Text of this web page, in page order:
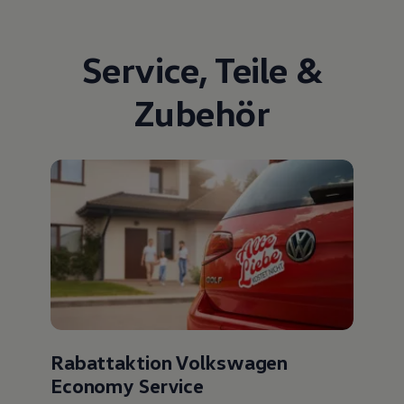
Service, Teile &
Zubehör
Rabattaktion Volkswagen
Economy Service